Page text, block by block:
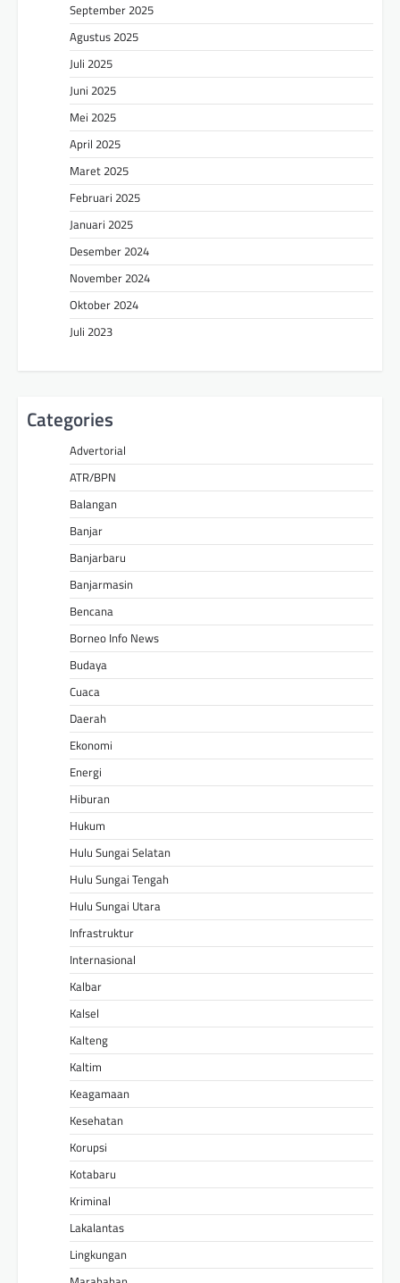
September 2025
Agustus 2025
Juli 2025
Juni 2025
Mei 2025
April 2025
Maret 2025
Februari 2025
Januari 2025
Desember 2024
November 2024
Oktober 2024
Juli 2023
Categories
Advertorial
ATR/BPN
Balangan
Banjar
Banjarbaru
Banjarmasin
Bencana
Borneo Info News
Budaya
Cuaca
Daerah
Ekonomi
Energi
Hiburan
Hukum
Hulu Sungai Selatan
Hulu Sungai Tengah
Hulu Sungai Utara
Infrastruktur
Internasional
Kalbar
Kalsel
Kalteng
Kaltim
Keagamaan
Kesehatan
Korupsi
Kotabaru
Kriminal
Lakalantas
Lingkungan